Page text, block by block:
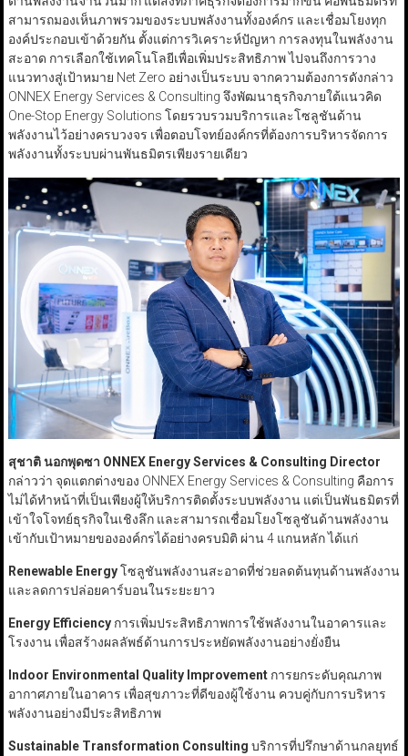
สามารถมองเห็นภาพรวมของระบบพลังงานทั้งองค์กร และเชื่อมโยงทุก
องค์ประกอบเข้าด้วยกัน ตั้งแต่การวิเคราะห์ปัญหา การลงทุนในพลังงาน
สะอาด การเลือกใช้เทคโนโลยีเพื่อเพิ่มประสิทธิภาพ ไปจนถึงการวาง
แนวทางสู่เป้าหมาย Net Zero อย่างเป็นระบบ จากความต้องการดังกล่าว
ONNEX Energy Services & Consulting จึงพัฒนาธุรกิจภายใต้แนวคิด
One-Stop Energy Solutions โดยรวบรวมบริการและโซลูชันด้าน
พลังงานไว้อย่างครบวงจร เพื่อตอบโจทย์องค์กรที่ต้องการบริหารจัดการ
พลังงานทั้งระบบผ่านพันธมิตรเพียงรายเดียว
สุชาติ นอกพุดซา ONNEX Energy Services & Consulting Director
กล่าวว่า จุดแตกต่างของ ONNEX Energy Services & Consulting คือการ
ไม่ได้ทำหน้าที่เป็นเพียงผู้ให้บริการติดตั้งระบบพลังงาน แต่เป็นพันธมิตรที่
เข้าใจโจทย์ธุรกิจในเชิงลึก และสามารถเชื่อมโยงโซลูชันด้านพลังงาน
เข้ากับเป้าหมายขององค์กรได้อย่างครบมิติ ผ่าน 4 แกนหลัก ได้แก่
Renewable Energyโซลูชันพลังงานสะอาดที่ช่วยลดต้นทุนด้านพลังงาน
และลดการปล่อยคาร์บอนในระยะยาว
Energy Efficiencyการเพิ่มประสิทธิภาพการใช้พลังงานในอาคารและ
โรงงาน เพื่อสร้างผลลัพธ์ด้านการประหยัดพลังงานอย่างยั่งยืน
Indoor Environmental Quality Improvementการยกระดับคุณภาพ
อากาศภายในอาคาร เพื่อสุขภาวะที่ดีของผู้ใช้งาน ควบคู่กับการบริหาร
พลังงานอย่างมีประสิทธิภาพ
Sustainable Transformation Consulting บริการที่ปรึกษาด้านกลยุทธ์